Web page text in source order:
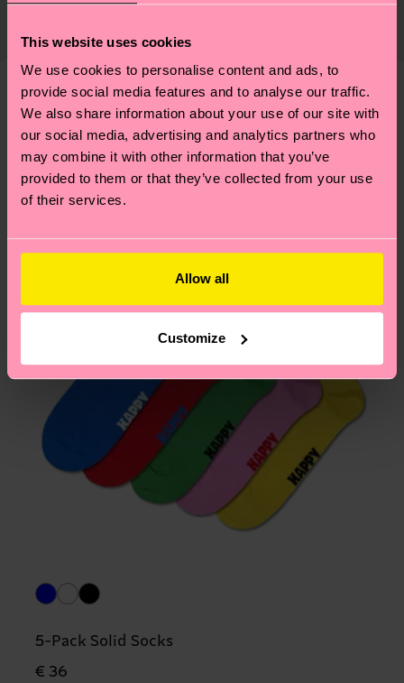
This website uses cookies
We use cookies to personalise content and ads, to
provide social media features and to analyse our traffic.
We also share information about your use of our site with
our social media, advertising and analytics partners who
may combine it with other information that you’ve
provided to them or that they’ve collected from your use
of their services.
Allow all
Customize
richtige Pflege von Socken und VIELES MEHR!
findest du auf unserer
Nachhaltigkeitsseite
Die Lieferzeit hängt vom Zielland der Bestellung
findest duhier. Die Lieferzeit beginnt sobald
deine Bestellung versandt wurde. Bitte bedenke,
dass es sich hierbei um einen Richtwert handelt
und die genaue Lieferzeit von der lokalen Post in
deinem Land abhängt.
Du hast Fragen zu einer Retoure? In unserem
am häufigsten gestellten Fragen.
Ähnliche muster
5-Pack Solid Socks
€ 36